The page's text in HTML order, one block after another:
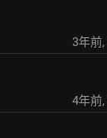
3年前,
4年前,